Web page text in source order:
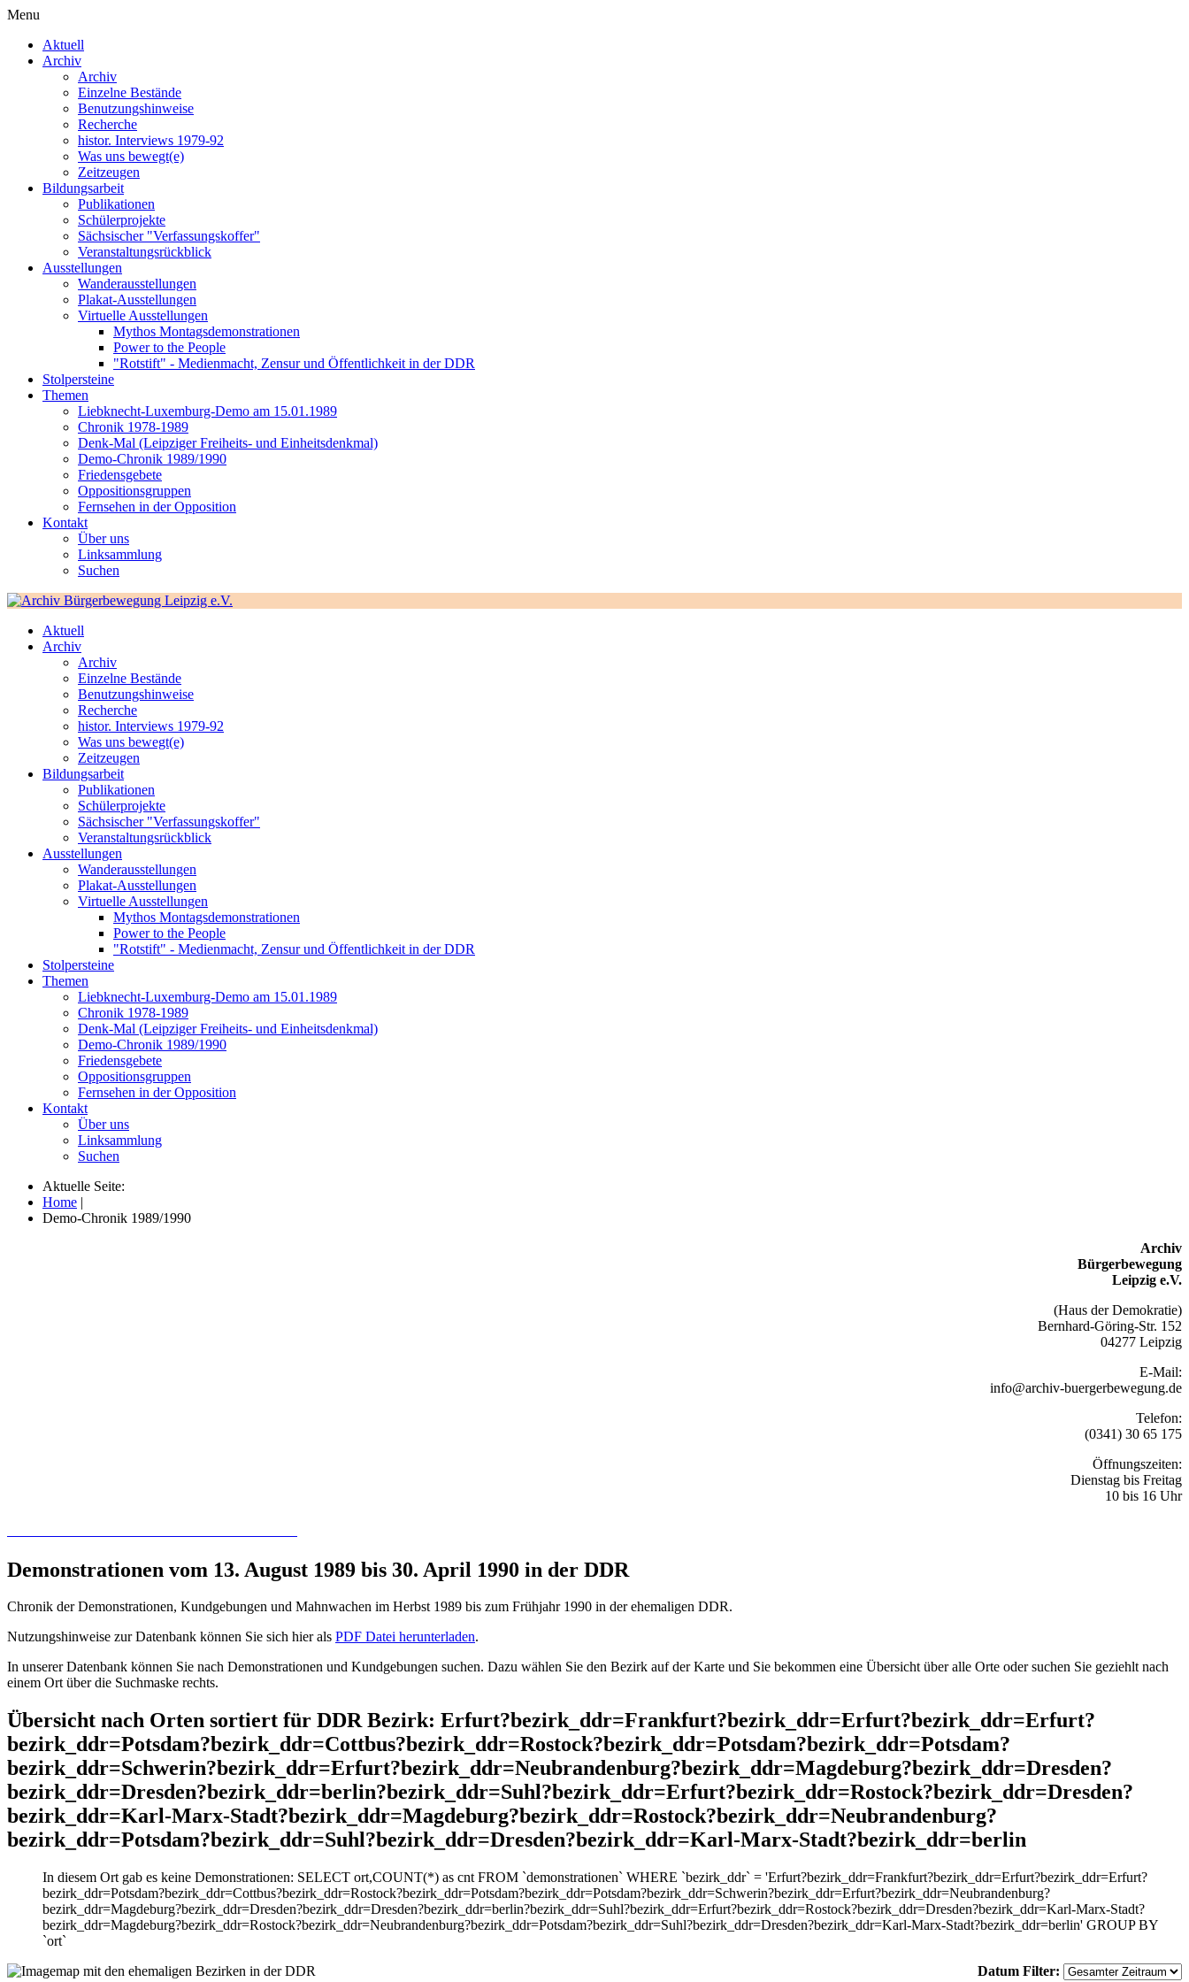
Menu
Aktuell
Archiv
Archiv
Einzelne Bestände
Benutzungshinweise
Recherche
histor. Interviews 1979-92
Was uns bewegt(e)
Zeitzeugen
Bildungsarbeit
Publikationen
Schülerprojekte
Sächsischer "Verfassungskoffer"
Veranstaltungsrückblick
Ausstellungen
Wanderausstellungen
Plakat-Ausstellungen
Virtuelle Ausstellungen
Mythos Montagsdemonstrationen
Power to the People
"Rotstift" - Medienmacht, Zensur und Öffentlichkeit in der DDR
Stolpersteine
Themen
Liebknecht-Luxemburg-Demo am 15.01.1989
Chronik 1978-1989
Denk-Mal (Leipziger Freiheits- und Einheitsdenkmal)
Demo-Chronik 1989/1990
Friedensgebete
Oppositionsgruppen
Fernsehen in der Opposition
Kontakt
Über uns
Linksammlung
Suchen
Aktuell
Archiv
Archiv
Einzelne Bestände
Benutzungshinweise
Recherche
histor. Interviews 1979-92
Was uns bewegt(e)
Zeitzeugen
Bildungsarbeit
Publikationen
Schülerprojekte
Sächsischer "Verfassungskoffer"
Veranstaltungsrückblick
Ausstellungen
Wanderausstellungen
Plakat-Ausstellungen
Virtuelle Ausstellungen
Mythos Montagsdemonstrationen
Power to the People
"Rotstift" - Medienmacht, Zensur und Öffentlichkeit in der DDR
Stolpersteine
Themen
Liebknecht-Luxemburg-Demo am 15.01.1989
Chronik 1978-1989
Denk-Mal (Leipziger Freiheits- und Einheitsdenkmal)
Demo-Chronik 1989/1990
Friedensgebete
Oppositionsgruppen
Fernsehen in der Opposition
Kontakt
Über uns
Linksammlung
Suchen
Aktuelle Seite:
Home |
Demo-Chronik 1989/1990
Archiv
Bürgerbewegung
Leipzig e.V.
(Haus der Demokratie)
Bernhard-Göring-Str. 152
04277 Leipzig
E-Mail:
info@archiv-buergerbewegung.de
Telefon:
(0341) 30 65 175
Öffnungszeiten:
Dienstag bis Freitag
10 bis 16 Uhr
Demonstrationen vom 13. August 1989 bis 30. April 1990 in der DDR
Chronik der Demonstrationen, Kundgebungen und Mahnwachen im Herbst 1989 bis zum Frühjahr 1990 in der ehemaligen DDR.
Nutzungshinweise zur Datenbank können Sie sich hier als PDF Datei herunterladen.
In unserer Datenbank können Sie nach Demonstrationen und Kundgebungen suchen. Dazu wählen Sie den Bezirk auf der Karte und Sie bekommen eine Übersicht über alle Orte oder suchen Sie geziehlt nach
einem Ort über die Suchmaske rechts.
Übersicht nach Orten sortiert für DDR Bezirk: Erfurt?bezirk_ddr=Frankfurt?bezirk_ddr=Erfurt?bezirk_ddr=Erfurt?
bezirk_ddr=Potsdam?bezirk_ddr=Cottbus?bezirk_ddr=Rostock?bezirk_ddr=Potsdam?bezirk_ddr=Potsdam?
bezirk_ddr=Schwerin?bezirk_ddr=Erfurt?bezirk_ddr=Neubrandenburg?bezirk_ddr=Magdeburg?bezirk_ddr=Dresden?
bezirk_ddr=Dresden?bezirk_ddr=berlin?bezirk_ddr=Suhl?bezirk_ddr=Erfurt?bezirk_ddr=Rostock?bezirk_ddr=Dresden?
bezirk_ddr=Karl-Marx-Stadt?bezirk_ddr=Magdeburg?bezirk_ddr=Rostock?bezirk_ddr=Neubrandenburg?
bezirk_ddr=Potsdam?bezirk_ddr=Suhl?bezirk_ddr=Dresden?bezirk_ddr=Karl-Marx-Stadt?bezirk_ddr=berlin
In diesem Ort gab es keine Demonstrationen: SELECT ort,COUNT(*) as cnt FROM `demonstrationen` WHERE `bezirk_ddr` = 'Erfurt?bezirk_ddr=Frankfurt?bezirk_ddr=Erfurt?bezirk_ddr=Erfurt?
bezirk_ddr=Potsdam?bezirk_ddr=Cottbus?bezirk_ddr=Rostock?bezirk_ddr=Potsdam?bezirk_ddr=Potsdam?bezirk_ddr=Schwerin?bezirk_ddr=Erfurt?bezirk_ddr=Neubrandenburg?
bezirk_ddr=Magdeburg?bezirk_ddr=Dresden?bezirk_ddr=Dresden?bezirk_ddr=berlin?bezirk_ddr=Suhl?bezirk_ddr=Erfurt?bezirk_ddr=Rostock?bezirk_ddr=Dresden?bezirk_ddr=Karl-Marx-Stadt?
bezirk_ddr=Magdeburg?bezirk_ddr=Rostock?bezirk_ddr=Neubrandenburg?bezirk_ddr=Potsdam?bezirk_ddr=Suhl?bezirk_ddr=Dresden?bezirk_ddr=Karl-Marx-Stadt?bezirk_ddr=berlin' GROUP BY
`ort`
Datum Filter: